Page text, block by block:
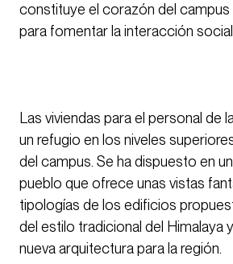
constituye el corazón del campus
para fomentar la interacción
Las viviendas para el personal de
un refugio en los niveles
del campus. Se ha dispuesto en
pueblo que ofrece unas vistas
tipologías de los edificios
del estilo tradicional del Himalaya
nueva arquitectura para la región.